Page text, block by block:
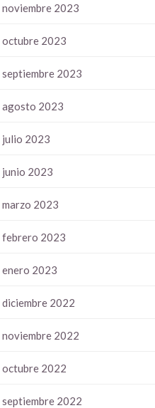
noviembre 2023
octubre 2023
septiembre 2023
agosto 2023
julio 2023
junio 2023
marzo 2023
febrero 2023
enero 2023
diciembre 2022
noviembre 2022
octubre 2022
septiembre 2022